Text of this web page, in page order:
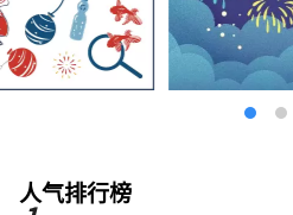
人气排行榜